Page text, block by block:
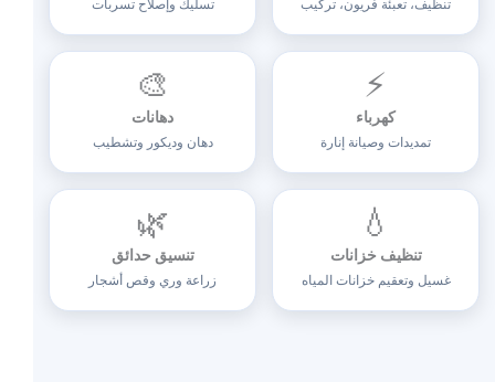
تنظيف، تعبئة فريون، تركيب تسليك وإصلاح تسربات
⚡
كهرباء
تمديدات وصيانة إنارة
🎨
دهانات
دهان وديكور وتشطيب
💧
تنظيف خزانات
غسيل وتعقيم خزانات المياه
🌿
تنسيق حدائق
زراعة وري وقص أشجار